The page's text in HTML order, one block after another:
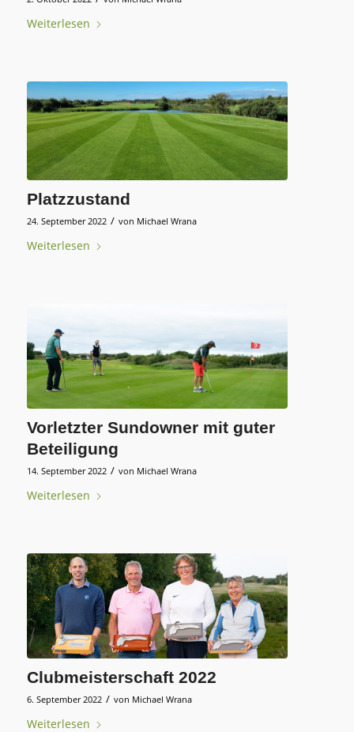
Weiterlesen
Platzzustand
24. September 2022 / von Michael Wrana
Weiterlesen
Vorletzter Sundowner mit guter
Beteiligung
14. September 2022 / von Michael Wrana
Weiterlesen
Clubmeisterschaft 2022
6. September 2022 / von Michael Wrana
Weiterlesen